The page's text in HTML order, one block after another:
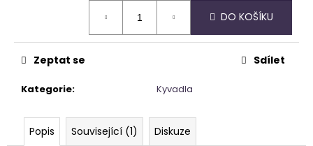
DO KOŠÍKU
Kategorie: Kyvadla
Zeptat se Sdílet
Popis Související (1) Diskuze